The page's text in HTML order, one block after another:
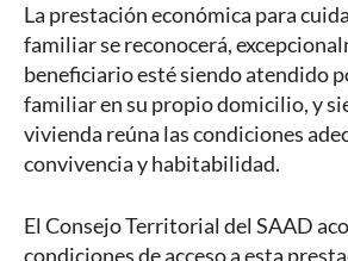
La prestación económica para
familiar se reconocerá,
beneficiario esté siendo atendido
familiar en su propio domicilio, y
vivienda reúna las condiciones
convivencia y habitabilidad.
El Consejo Territorial del SAAD
condiciones de acceso a esta